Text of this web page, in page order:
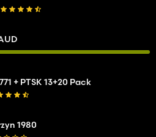
+ PTSK 13+20 Pack
1980